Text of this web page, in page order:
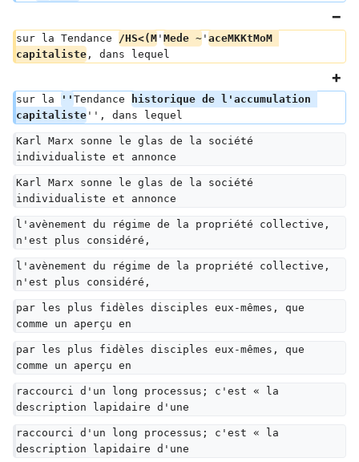
sur la Tendance /HS<(M ' Mede ~ ' aceMKKtMoM
capitaliste , dans lequel
sur la '' Tendance
historique de l'accumulation
capitaliste '', dans lequel
Karl Marx sonne le glas de la société
individualiste et annonce
Karl Marx sonne le glas de la société
individualiste et annonce
l'avènement du régime de la propriété collective,
n'est plus considéré,
l'avènement du régime de la propriété collective,
n'est plus considéré,
par les plus fidèles disciples eux-mêmes, que
comme un aperçu en
par les plus fidèles disciples eux-mêmes, que
comme un aperçu en
raccourci d'un long processus; c'est « la
description lapidaire d'une
raccourci d'un long processus; c'est « la
description lapidaire d'une